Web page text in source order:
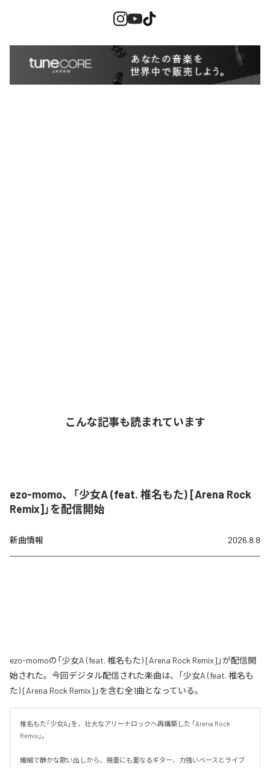
こんな記事も読まれています
ezo-momo、「少女A (feat. 椎名もた) [Arena Rock
Remix]」を配信開始
新曲情報 2026.8.8
ezo-momoの「少女A (feat. 椎名もた) [Arena Rock Remix]」が配信開
始された。今回デジタル配信された楽曲は、「少女A (feat. 椎名も
た) [Arena Rock Remix]」を含む全1曲となっている。
椎名もた「少女A」を、壮大なアリーナロックへ再構築した 「Arena Rock
Remix」。
繊細で静かな歌い出しから、幾重にも重なるギター、力強いベースとライブ